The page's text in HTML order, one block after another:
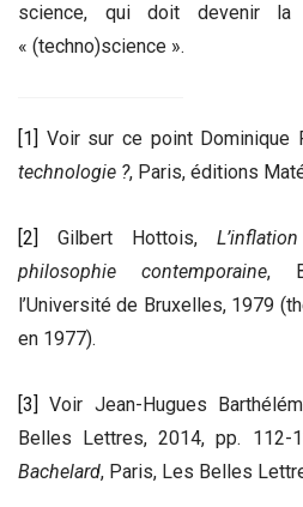
science, qui doit devenir la
« (techno)science ».
[1] Voir sur ce point Dominique
technologie ?, Paris, éditions
[2] Gilbert Hottois,
philosophie contemporaine,
l’Université de Bruxelles, 1979
en 1977).
[3] Voir Jean-Hugues
Belles Lettres, 2014, pp. 112-
Bachelard, Paris, Les Belles